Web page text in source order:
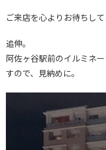
ご来店を心よりお待ちして
追伸。
阿佐ヶ谷駅前のイルミネ
すので、見納めに。